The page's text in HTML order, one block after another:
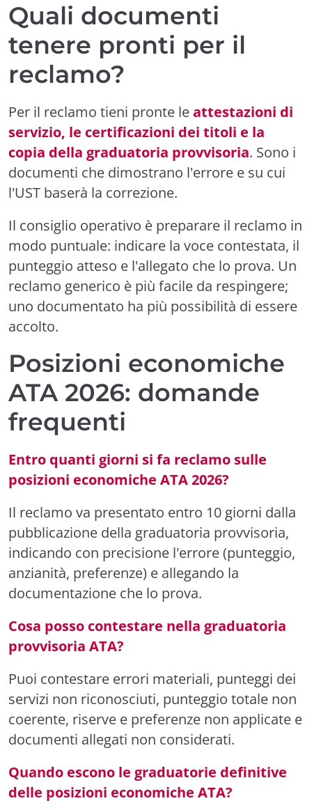
Quali documenti
tenere pronti per il
reclamo?
Per il reclamo tieni pronte leattestazioni di
servizio, le certificazioni dei titoli e la
copia della graduatoria provvisoria. Sono i
documenti che dimostrano l'errore e su cui
l'UST baserà la correzione.
Il consiglio operativo è preparare il reclamo in
modo puntuale: indicare la voce contestata, il
punteggio atteso e l'allegato che lo prova. Un
reclamo generico è più facile da respingere;
uno documentato ha più possibilità di essere
accolto.
Posizioni economiche
ATA 2026: domande
frequenti
Entro quanti giorni si fa reclamo sulle
posizioni economiche ATA 2026?
Il reclamo va presentato entro 10 giorni dalla
pubblicazione della graduatoria provvisoria,
indicando con precisione l'errore (punteggio,
anzianità, preferenze) e allegando la
documentazione che lo prova.
Cosa posso contestare nella graduatoria
provvisoria ATA?
Puoi contestare errori materiali, punteggi dei
servizi non riconosciuti, punteggio totale non
coerente, riserve e preferenze non applicate e
documenti allegati non considerati.
Quando escono le graduatorie definitive
delle posizioni economiche ATA?